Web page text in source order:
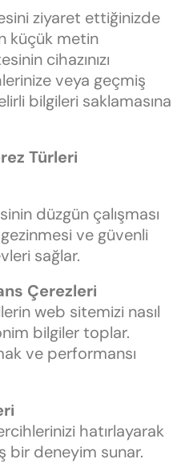
ziyaret ettiğinizde
küçük metin
cihazınızı
veya geçmiş
bilgileri saklamasına
Türleri
düzgün çalışması
ve güvenli
sağlar.
Çerezleri
web sitemizi nasıl
bilgiler toplar.
ve performansı
hatırlayarak
bir deneyim sunar.